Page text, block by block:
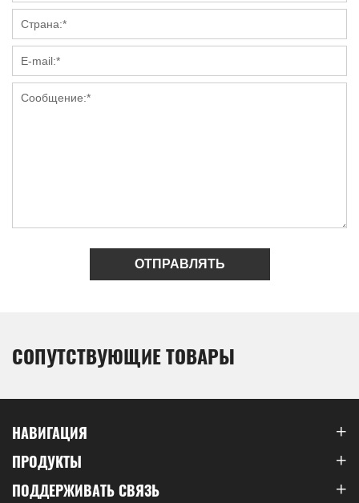
ОТПРАВЛЯТЬ
СОПУТСТВУЮЩИЕ ТОВАРЫ
НАВИГАЦИЯ
ПРОДУКТЫ
ПОДДЕРЖИВАТЬ СВЯЗЬ